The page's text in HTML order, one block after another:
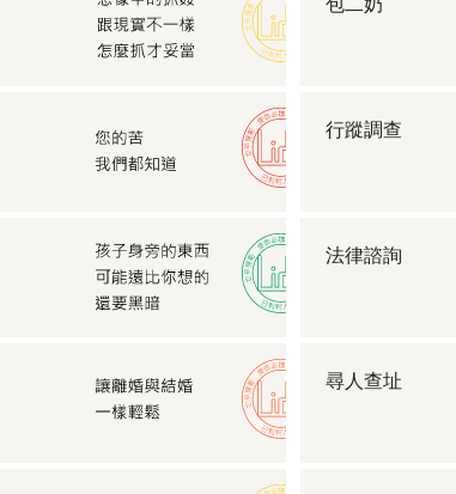
行蹤調查
法律諮詢
尋人查址